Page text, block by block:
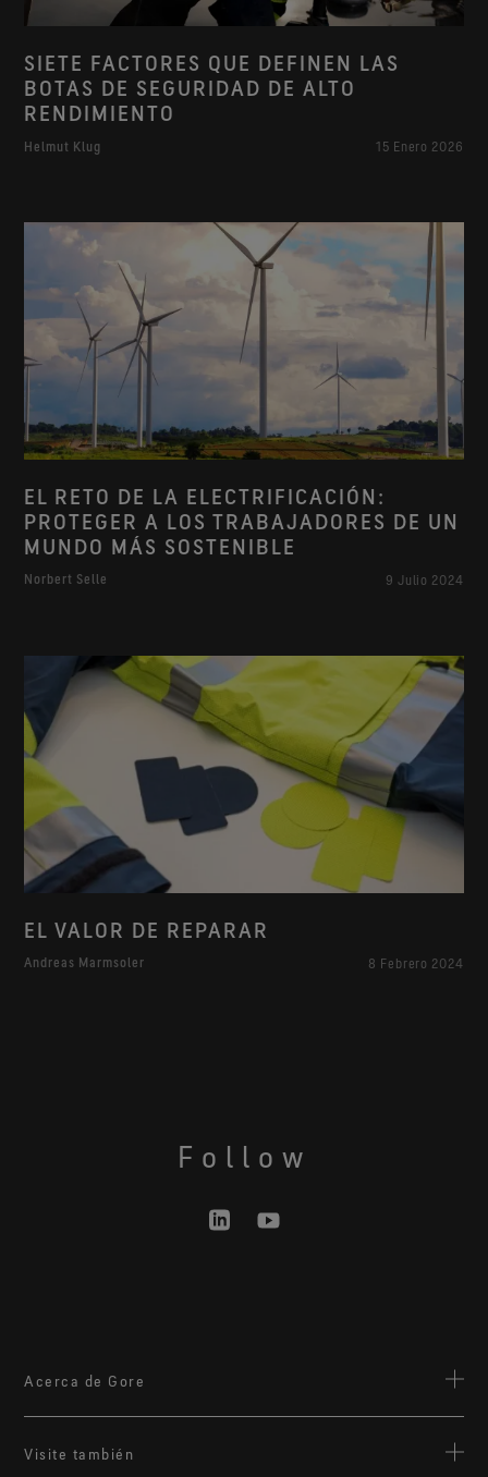
SIETE FACTORES QUE DEFINEN LAS
BOTAS DE SEGURIDAD DE ALTO
RENDIMIENTO
Helmut Klug 15 Enero 2026
EL RETO DE LA ELECTRIFICACIÓN:
PROTEGER A LOS TRABAJADORES DE UN
MUNDO MÁS SOSTENIBLE
Norbert Selle 9 Julio 2024
EL VALOR DE REPARAR
Andreas Marmsoler 8 Febrero 2024
Visite también
Follow
Acerca de Gore